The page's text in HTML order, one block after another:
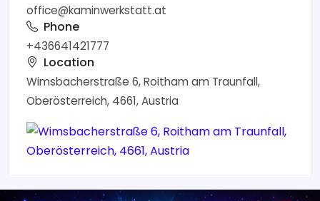
office@kaminwerkstatt.at
Phone
+436641421777
Location
Wimsbacherstraße 6, Roitham am Traunfall,
Oberösterreich, 4661, Austria